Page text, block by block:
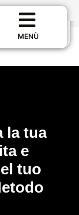
la tua
e
tuo